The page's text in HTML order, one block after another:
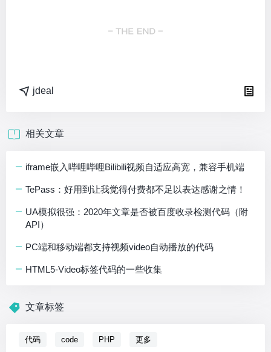
jdeal
相关文章
iframe嵌入哔哩哔哩Bilibili视频自适应高宽，兼容手机端
TePass：好用到让我觉得付费都不足以表达感谢之情！
UA模拟很强：2020年文章是否被百度收录检测代码（附
API）
PC端和移动端都支持视频video自动播放的代码
HTML5-Video标签代码的一些收集
文章标签
代码 code PHP 更多